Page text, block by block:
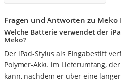
Fragen und Antworten zu Meko
Welche Batterie verwendet der
Meko?
Der iPad-Stylus als Eingabestift
Polymer-Akku im Lieferumfang,
kann, nachdem er über eine